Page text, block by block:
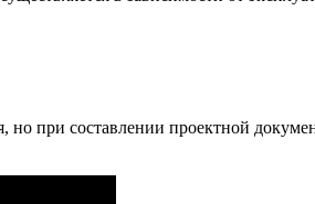
при составлении проектной